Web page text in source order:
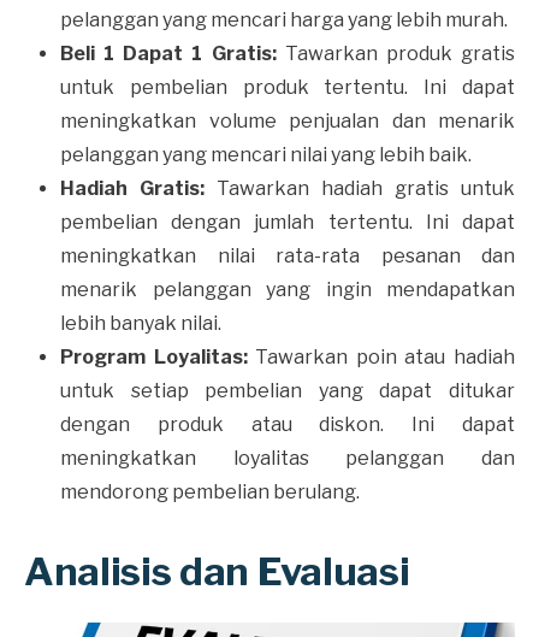
pelanggan yang mencari harga yang lebih murah.
Beli 1 Dapat 1 Gratis:Tawarkan produk gratis
untuk pembelian produk tertentu. Ini dapat
meningkatkan volume penjualan dan menarik
pelanggan yang mencari nilai yang lebih baik.
Hadiah Gratis: Tawarkan hadiah gratis untuk
pembelian dengan jumlah tertentu. Ini dapat
meningkatkan nilai rata-rata pesanan dan
menarik pelanggan yang ingin mendapatkan
lebih banyak nilai.
Program Loyalitas:Tawarkan poin atau hadiah
untuk setiap pembelian yang dapat ditukar
dengan produk atau diskon. Ini dapat
meningkatkan loyalitas pelanggan dan
mendorong pembelian berulang.
Analisis dan Evaluasi